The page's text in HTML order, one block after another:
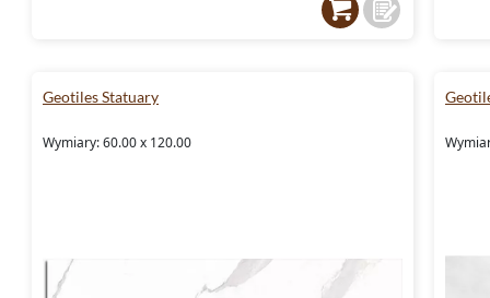
Geotiles Statuary
Wymiary: 60.00 x 120.00